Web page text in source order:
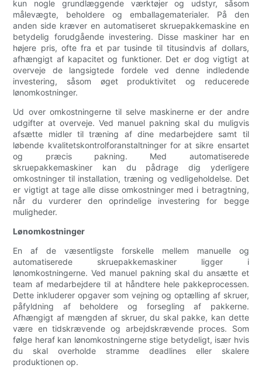
kun nogle grundlæggende værktøjer og udstyr, såsom
målevægte, beholdere og emballagematerialer. På den
anden side kræver en automatiseret skruepakkemaskine en
betydelig forudgående investering. Disse maskiner har en
højere pris, ofte fra et par tusinde til titusindvis af dollars,
afhængigt af kapacitet og funktioner. Det er dog vigtigt at
overveje de langsigtede fordele ved denne indledende
investering, såsom øget produktivitet og reducerede
lønomkostninger.
Ud over omkostningerne til selve maskinerne er der andre
udgifter at overveje. Ved manuel pakning skal du muligvis
afsætte midler til træning af dine medarbejdere samt til
løbende kvalitetskontrolforanstaltninger for at sikre ensartet
og præcis pakning. Med automatiserede
skruepakkemaskiner kan du pådrage dig yderligere
omkostninger til installation, træning og vedligeholdelse. Det
er vigtigt at tage alle disse omkostninger med i betragtning,
når du vurderer den oprindelige investering for begge
muligheder.
Lønomkostninger
En af de væsentligste forskelle mellem manuelle og
automatiserede skruepakkemaskiner ligger i
lønomkostningerne. Ved manuel pakning skal du ansætte et
team af medarbejdere til at håndtere hele pakkeprocessen.
Dette inkluderer opgaver som vejning og optælling af skruer,
påfyldning af beholdere og forsegling af pakkerne.
Afhængigt af mængden af ​​skruer, du skal pakke, kan dette
være en tidskrævende og arbejdskrævende proces. Som
følge heraf kan lønomkostningerne stige betydeligt, især hvis
du skal overholde stramme deadlines eller skalere
produktionen op.